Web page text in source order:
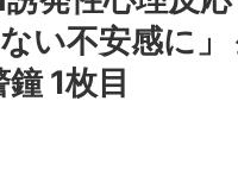
い不安感に」
1枚目